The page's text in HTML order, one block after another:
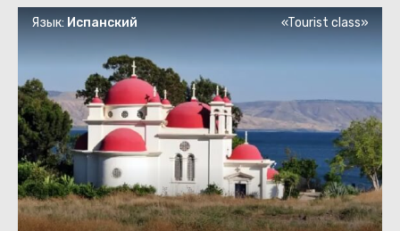
Язык: Испанский «Tourist class»